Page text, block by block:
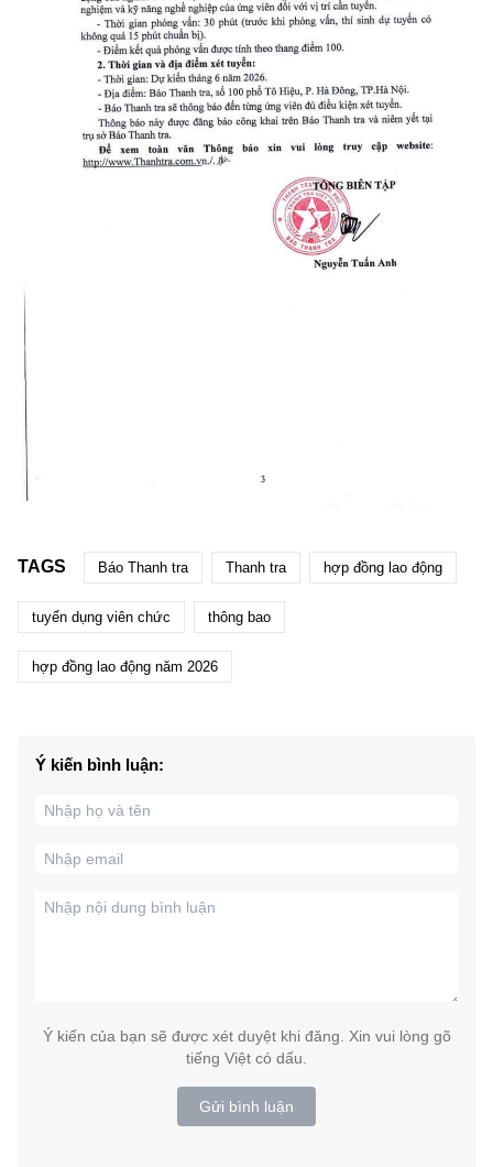
TAGS Báo Thanh tra Thanh tra hợp đồng lao động
tuyển dụng viên chức thông bao
hợp đồng lao động năm 2026
Ý kiến bình luận:
Ý kiến của bạn sẽ được xét duyệt khi đăng. Xin vui lòng gõ
tiếng Việt có dấu.
Gửi bình luận